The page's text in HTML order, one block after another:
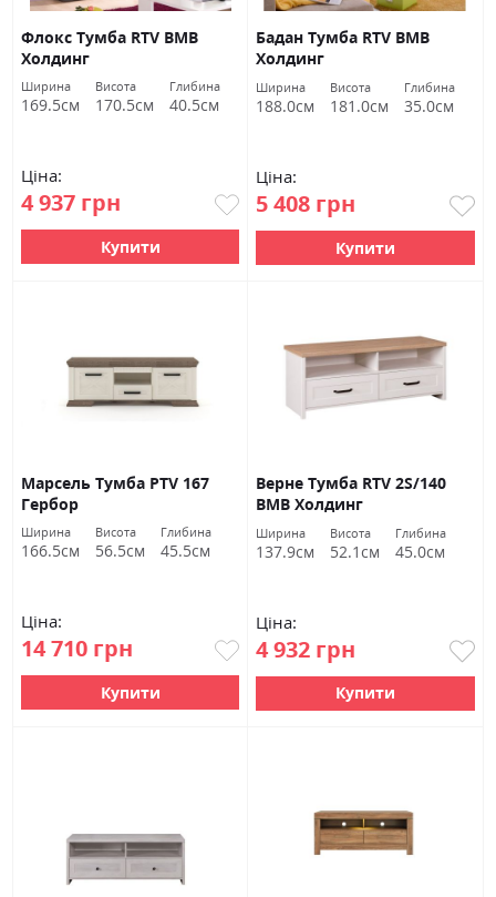
Флокс Тумба RTV ВМВ
Холдинг
Ширина
169.5см
Висота
170.5см
Глибина
40.5см
Ціна:
4 937 грн
Купити
Бадан Тумба RTV ВМВ
Холдинг
Ширина
188.0см
Висота
181.0см
Глибина
35.0см
Ціна:
5 408 грн
Купити
Марсель Тумба РТV 167
Гербор
Ширина
166.5см
Висота
56.5см
Глибина
45.5см
Ціна:
14 710 грн
Купити
Верне Тумба RTV 2S/140
ВМВ Холдинг
Ширина
137.9см
Висота
52.1см
Глибина
45.0см
Ціна:
4 932 грн
Купити